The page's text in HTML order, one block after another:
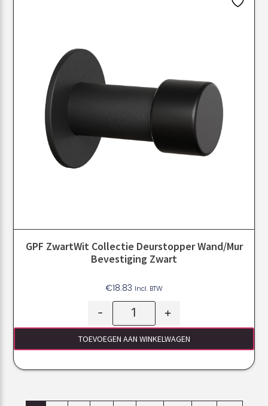
GPF ZwartWit Collectie Deurstopper Wand/mur
Bevestiging Zwart
€18.83 Incl. BTW
- +
TOEVOEGEN AAN WINKELWAGEN